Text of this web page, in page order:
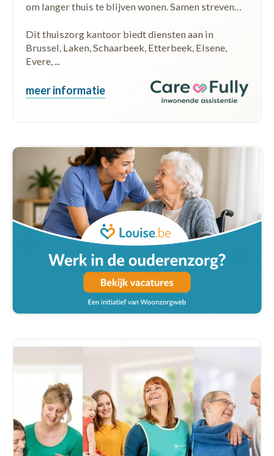
om langer thuis te blijven wonen. Samen streven…
Dit thuiszorg kantoor biedt diensten aan in
Brussel, Laken, Schaarbeek, Etterbeek, Elsene,
Evere, ...
meer informatie